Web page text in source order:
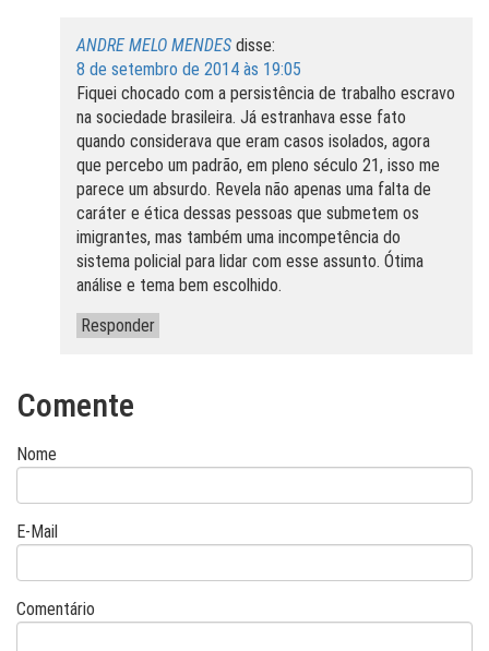
ANDRE MELO MENDES disse:
8 de setembro de 2014 às 19:05
Fiquei chocado com a persistência de trabalho escravo
na sociedade brasileira. Já estranhava esse fato
quando considerava que eram casos isolados, agora
que percebo um padrão, em pleno século 21, isso me
parece um absurdo. Revela não apenas uma falta de
caráter e ética dessas pessoas que submetem os
imigrantes, mas também uma incompetência do
sistema policial para lidar com esse assunto. Ótima
análise e tema bem escolhido.
Responder
Comente
Nome
E-Mail
Comentário